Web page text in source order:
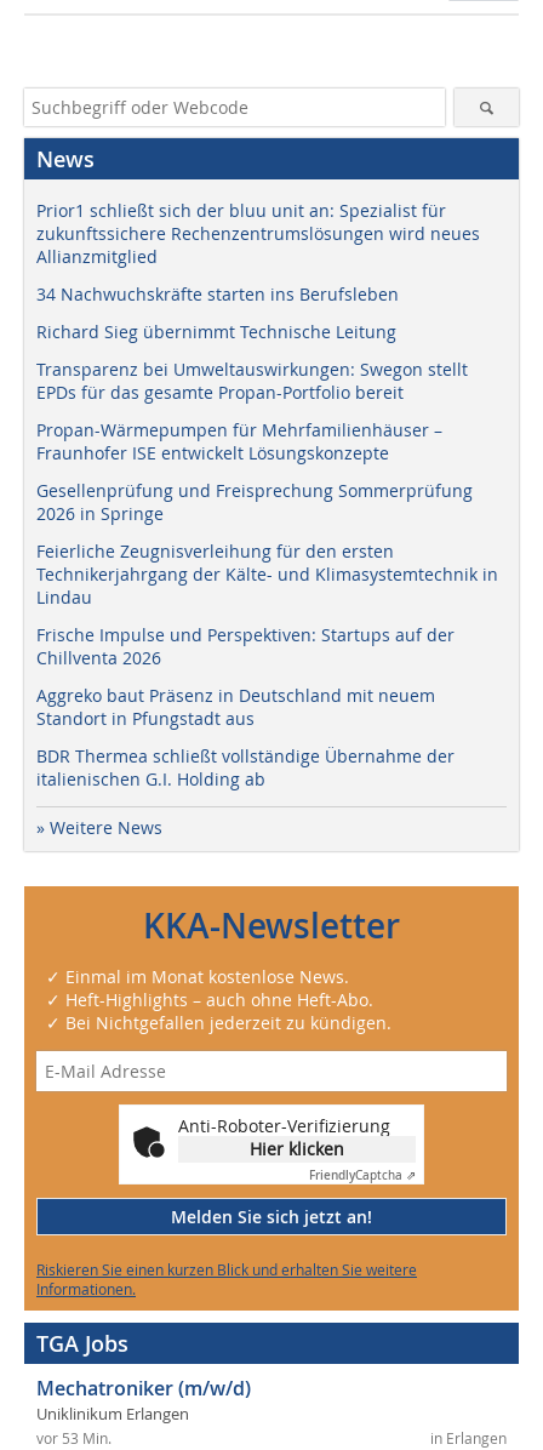
News
Prior1 schließt sich der bluu unit an: Spezialist für
zukunftssichere Rechenzentrumslösungen wird neues
Allianzmitglied
34 Nachwuchskräfte starten ins Berufsleben
Richard Sieg übernimmt Technische Leitung
Transparenz bei Umweltauswirkungen: Swegon stellt
EPDs für das gesamte Propan-Portfolio bereit
Propan-Wärmepumpen für Mehrfamilienhäuser –
Fraunhofer ISE entwickelt Lösungskonzepte
Gesellenprüfung und Freisprechung Sommerprüfung
2026 in Springe
Feierliche Zeugnisverleihung für den ersten
Technikerjahrgang der Kälte- und Klimasystemtechnik in
Lindau
Frische Impulse und Perspektiven: Startups auf der
Chillventa 2026
Aggreko baut Präsenz in Deutschland mit neuem
Standort in Pfungstadt aus
BDR Thermea schließt vollständige Übernahme der
italienischen G.I. Holding ab
» Weitere News
KKA-Newsletter
✓ Einmal im Monat kostenlose News.
✓ Heft-Highlights – auch ohne Heft-Abo.
✓ Bei Nichtgefallen jederzeit zu kündigen.
Anti-Roboter-Verifizierung
Hier klicken
FriendlyCaptcha ⇗
Melden Sie sich jetzt an!
Riskieren Sie einen kurzen Blick und erhalten Sie weitere
Informationen.
TGA Jobs
Mechatroniker (m/w/d)
Uniklinikum Erlangen
in Erlangen
vor 53 Min.